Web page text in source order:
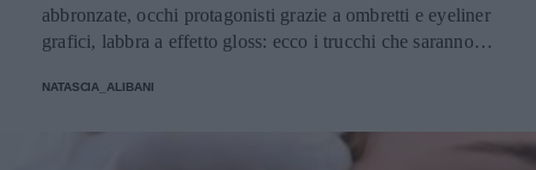
abbronzate, occhi protagonisti grazie a ombretti e eyeliner
grafici, labbra a effetto gloss: ecco i trucchi che saranno
NATASCIA_ALIBANI